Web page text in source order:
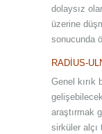
dolaysız
üzerine
sonucunda
RADİUS-
Genel kırık
araştırmak
sirküler alçı